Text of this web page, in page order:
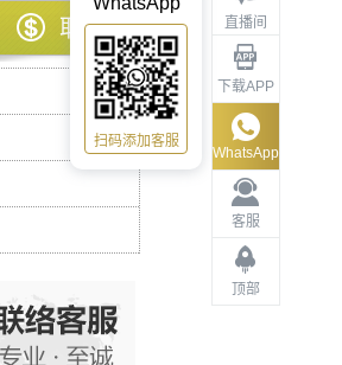
直播间
下载APP
客服
顶部
WhatsApp
扫码添加客服
取款